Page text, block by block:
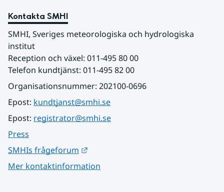
Kontakta SMHI
SMHI, Sveriges meteorologiska och hydrologiska
institut
Reception och växel: 011-495 80 00
Telefon kundtjänst: 011-495 82 00
Organisationsnummer: 202100-0696
Epost: kundtjanst@smhi.se
Epost: registrator@smhi.se
Press
SMHIs frågeforum
Mer kontaktinformation